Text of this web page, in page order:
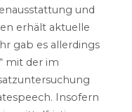
und
erhält aktuelle
gab es allerdings
mit der im
Insofern